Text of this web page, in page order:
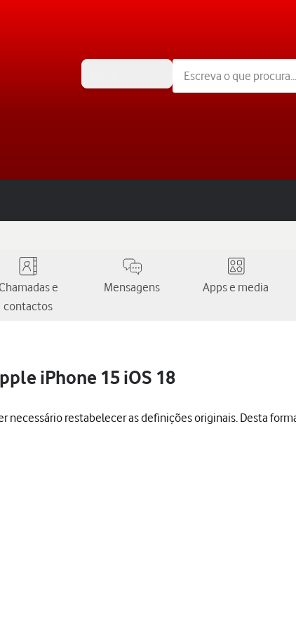
Chamadas e
contactos
Mensagens Apps e media
iPhone 15 iOS 18
restabelecer as definições originais. Desta